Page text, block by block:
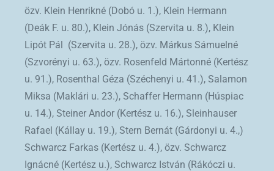
özv. Klein Henrikné (Dobó u. 1.), Klein Hermann
(Deák F. u. 80.), Klein Jónás (Szervita u. 8.), Klein
Lipót Pál (Szervita u. 28.), özv. Márkus Sámuelné
(Szvorényi u. 63.), özv. Rosenfeld Mártonné (Kertész
u. 91.), Rosenthal Géza (Széchenyi u. 41.), Salamon
Miksa (Maklári u. 23.), Schaffer Hermann (Húspiac
u. 14.), Steiner Andor (Kertész u. 16.), Sleinhauser
Rafael (Kállay u. 19.), Stern Bernát (Gárdonyi u. 4.,)
Schwarcz Farkas (Kertész u. 4.), özv. Schwarcz
Ignácné (Kertész u.), Schwarcz István (Rákóczi u.